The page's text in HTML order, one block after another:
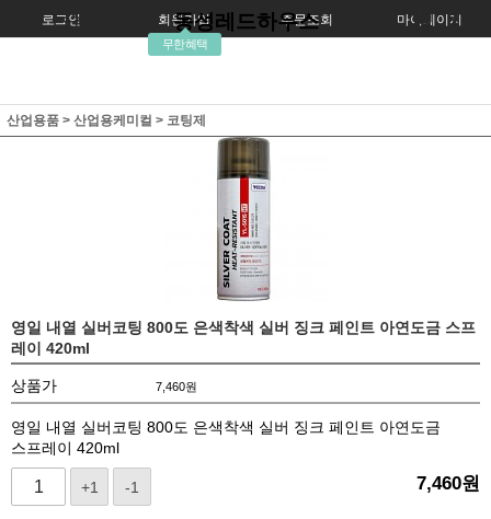
로그인 회원가입
무한혜택
주문조회 마이페이지
동성레드하우스
산업용품 > 산업용케미컬 > 코팅제
영일 내열 실버코팅 800도 은색착색 실버 징크 페인트 아연도금 스프
레이 420ml
상품가 7,460원
영일 내열 실버코팅 800도 은색착색 실버 징크 페인트 아연도금
스프레이 420ml
+1 -1 7,460원